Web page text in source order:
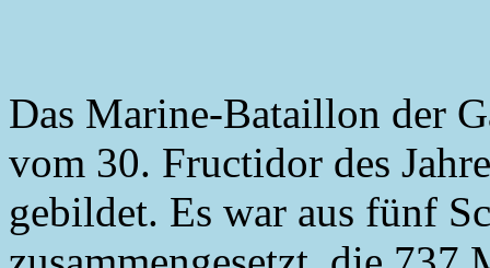
Das Marine-Bataillon der
vom 30. Fructidor des
gebildet. Es war aus fünf